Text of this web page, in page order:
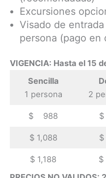
Excursiones
Visado de
persona (pago en
VIGENCIA: Hasta el 15
Sencilla
1 persona
2
$ 988 $
$ 1,088 $
$ 1,188 $